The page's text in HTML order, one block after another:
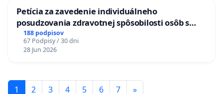
Petícia za zavedenie individuálneho
posudzovania zdravotnej spôsobilosti osôb s
diabetom 1. a 2. typu pri prijímaní do
Policajného zboru SR
188 podpisov
67 Podpisy / 30 dni
28 Jun 2026
1 2 3 4 5 6 7 »